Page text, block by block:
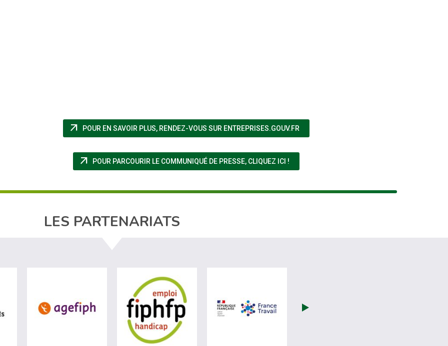
arrow_outward POUR EN SAVOIR PLUS, RENDEZ-VOUS SUR ENTREPRISES.GOUV.FR
arrow_outward POUR PARCOURIR LE COMMUNIQUÉ DE PRESSE, CLIQUEZ ICI !
LES PARTENARIATS
visiter les site de Ministère du travail (nouvelle fenêtre)
visiter les site de Agefiph (nouvelle fenêtre)visiter les site de Fiphfp (nouvelle fenêtre)visiter les site de France Travail (nouvelle fenêtre)